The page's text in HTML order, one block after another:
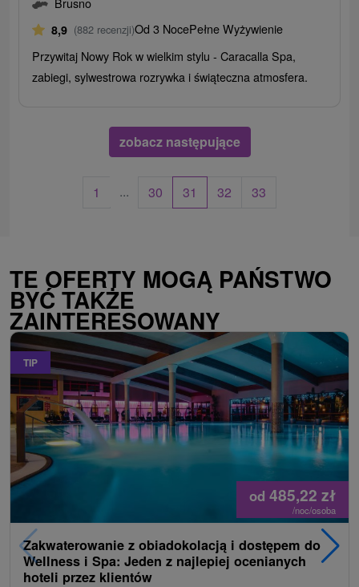
8,9 (882 recenzji)Od 3 NocePełne Wyżywienie
Przywitaj Nowy Rok w wielkim stylu - Caracalla Spa,
zabiegi, sylwestrowa rozrywka i świąteczna atmosfera.
zobacz następujące
1 ... 30 31 32 33
TE OFERTY MOGĄ PAŃSTWO
BYĆ TAKŻE
ZAINTERESOWANY
TIP
od 485,22 zł
/noc/osoba
Zakwaterowanie z obiadokolacją i dostępem do
Wellness i Spa: Jeden z najlepiej ocenianych
hoteli przez klientów